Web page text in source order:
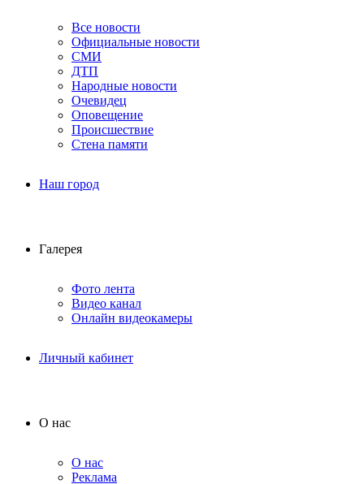
Все новости
Официальные новости
СМИ
ДТП
Народные новости
Очевидец
Оповещение
Происшествие
Стена памяти
Наш город
Галерея
Фото лента
Видео канал
Онлайн видеокамеры
Личный кабинет
О нас
О нас
Реклама